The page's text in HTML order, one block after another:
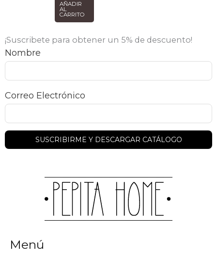
AÑADIR
AL
CARRITO
¡Suscribete para obtener un 5% de descuento!
Nombre
Correo Electrónico
Menú